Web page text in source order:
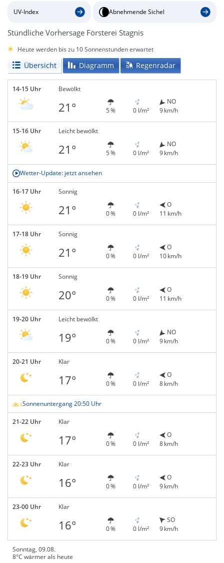
UV-Index Abnehmende Sichel
Stündliche Vorhersage Försterei Stagnis
Heute werden bis zu 10 Sonnenstunden erwartet
Übersicht Diagramm Regenradar
14-15 Uhr Bewölkt
21° 5 % 0 l/m²
NO
9 km/h
15-16 Uhr Leicht bewölkt
21° 5 % 0 l/m²
NO
9 km/h
Wetter-Update: jetzt ansehen
16-17 Uhr Sonnig
21° 0 % 0 l/m²
O
11 km/h
17-18 Uhr Sonnig
21° 0 % 0 l/m²
O
10 km/h
18-19 Uhr Sonnig
20° 0 % 0 l/m²
O
11 km/h
19-20 Uhr Leicht bewölkt
19° 0 % 0 l/m²
NO
9 km/h
20-21 Uhr Klar
17° 0 % 0 l/m²
O
8 km/h
Sonnenuntergang 20:50 Uhr
21-22 Uhr Klar
17° 0 % 0 l/m²
O
8 km/h
22-23 Uhr Klar
16° 0 % 0 l/m²
O
9 km/h
23-00 Uhr Klar
16° 0 % 0 l/m²
SO
9 km/h
Sonntag, 09.08.
8°C wärmer als heute